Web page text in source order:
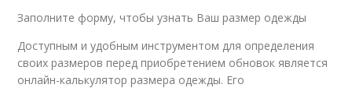
Заполните форму, чтобы узнать Ваш размер одежды
Доступным и удобным инструментом для определения
своих размеров перед приобретением обновок является
онлайн-калькулятор размера одежды. Его